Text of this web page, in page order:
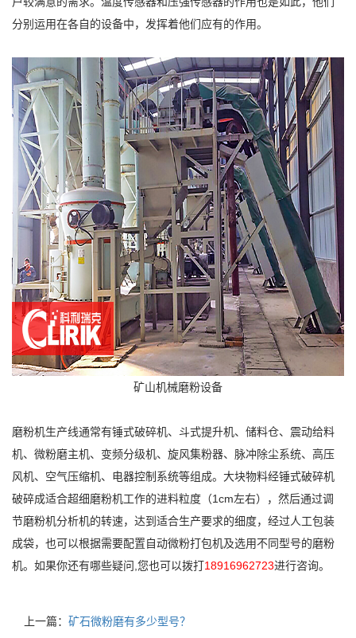
分别运用在各自的设备中，发挥着他们应有的作用。
矿山机械磨粉设备
磨粉机生产线通常有锤式破碎机、斗式提升机、储料仓、震动给料
机、微粉磨主机、变频分级机、旋风集粉器、脉冲除尘系统、高压
风机、空气压缩机、电器控制系统等组成。大块物料经锤式破碎机
破碎成适合超细磨粉机工作的进料粒度（1cm左右），然后通过调
节磨粉机分析机的转速，达到适合生产要求的细度，经过人工包装
成袋，也可以根据需要配置自动微粉打包机及选用不同型号的磨粉
机。如果你还有哪些疑问,您也可以拨打18916962723进行咨询。
上一篇： 矿石微粉磨有多少型号？